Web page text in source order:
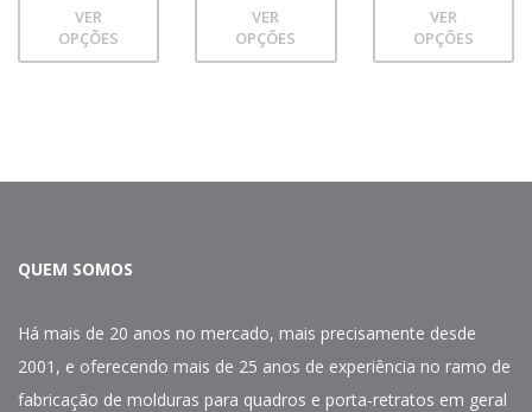
VER
OPÇÕES
VER
OPÇÕES
VER
OPÇÕES
QUEM SOMOS
Há mais de 20 anos no mercado, mais precisamente desde
2001, e oferecendo mais de 25 anos de experiência no ramo de
fabricação de molduras para quadros e porta-retratos em geral